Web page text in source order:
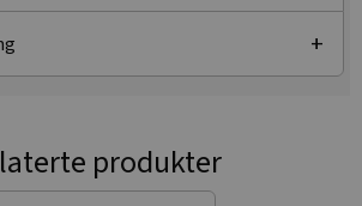
produkter